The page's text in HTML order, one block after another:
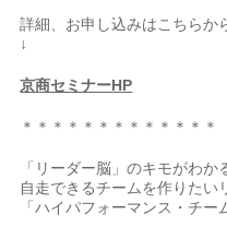
詳細、お申し込みはこちらか
↓
京商セミナーHP
＊＊＊＊＊＊＊＊＊＊＊＊＊
「リーダー脳」のキモがわか
自走できるチームを作りたい
「ハイパフォーマンス・チー